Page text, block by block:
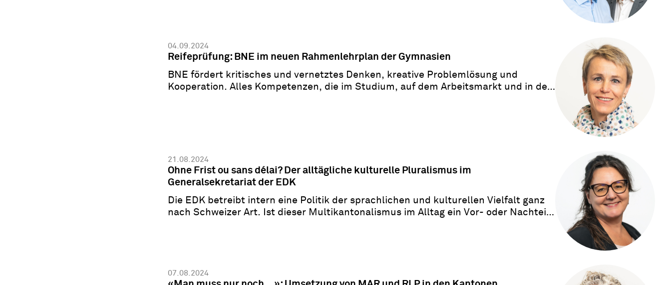
04.09.2024
Reifeprüfung: BNE im neuen Rahmenlehrplan der Gymnasien
BNE fördert kritisches und vernetztes Denken, kreative Problemlösung und
Kooperation. Alles Kompetenzen, die im Studium, auf dem Arbeitsmarkt und in der
21.08.2024
Ohne Frist ou sans délai? Der alltägliche kulturelle Pluralismus im
Generalsekretariat der EDK
Die EDK betreibt intern eine Politik der sprachlichen und kulturellen Vielfalt ganz
nach Schweizer Art. Ist dieser Multikantonalismus im Alltag ein Vor- oder Nachteil?
07.08.2024